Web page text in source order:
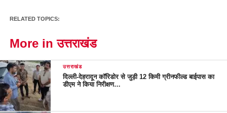
RELATED TOPICS:
More in उत्तराखंड
उत्तराखंड
दिल्ली-देहरादून कॉरिडोर से जुड़ी 12 किमी ग्रीनफील्ड बाईपास का
डीएम ने किया निरीक्षण…